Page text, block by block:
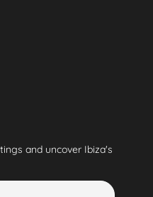
and uncover Ibiza's